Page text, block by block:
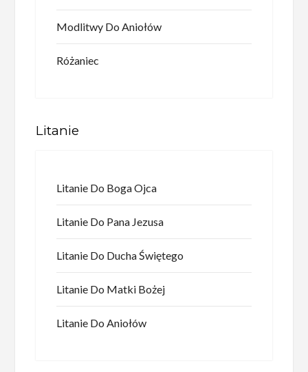
Modlitwy Do Aniołów
Różaniec
Litanie
Litanie Do Boga Ojca
Litanie Do Pana Jezusa
Litanie Do Ducha Świętego
Litanie Do Matki Bożej
Litanie Do Aniołów